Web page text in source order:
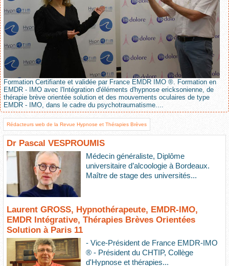
Formation Certifiante et validée par France EMDR IMO ®. Formation en
EMDR - IMO avec l'Intégration d'éléments d'hypnose ericksonienne, de
thérapie brève orientée solution et des mouvements oculaires de type
EMDR - IMO, dans le cadre du psychotraumatisme....
Rédacteurs web de la Revue Hypnose et Thérapies Brèves
Dr Pascal VESPROUMIS
Médecin généraliste, Diplôme
universitaire d’alcoologie à Bordeaux.
Maître de stage des universités...
Laurent GROSS, Hypnothérapeute, EMDR-IMO,
EMDR Intégrative, Thérapies Brèves Orientées
Solution à Paris 11
- Vice-Président de France EMDR-IMO
® - Président du CHTIP, Collège
d'Hypnose et thérapies...